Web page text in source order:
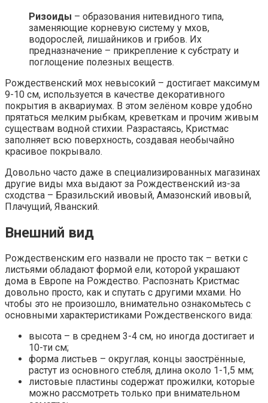
Ризоиды – образования нитевидного типа,
заменяющие корневую систему у мхов,
водорослей, лишайников и грибов. Их
предназначение – прикрепление к субстрату и
поглощение полезных веществ.
Рождественский мох невысокий – достигает максимум
9-10 см, используется в качестве декоративного
покрытия в аквариумах. В этом зелёном ковре удобно
прятаться мелким рыбкам, креветкам и прочим живым
существам водной стихии. Разрастаясь, Кристмас
заполняет всю поверхность, создавая необычайно
красивое покрывало.
Довольно часто даже в специализированных магазинах
другие виды мха выдают за Рождественский из-за
сходства – Бразильский ивовый, Амазонский ивовый,
Плачущий, Яванский.
Внешний вид
Рождественским его назвали не просто так – ветки с
листьями обладают формой ели, которой украшают
дома в Европе на Рождество. Распознать Кристмас
довольно просто, как и спутать с другими мхами. Но
чтобы это не произошло, внимательно ознакомьтесь с
основными характеристиками Рождественского вида:
высота – в среднем 3-4 см, но иногда достигает и
10-ти см;
форма листьев – округлая, концы заострённые,
растут из основного стебля, длина около 1-1,5 мм;
листовые пластины содержат прожилки, которые
можно рассмотреть только при внимательном